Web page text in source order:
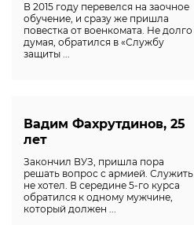
В 2015 году перевелся на заочное
обучение, и сразу же пришла
повестка от военкомата. Не долго
думая, обратился в «Службу
защиты ...
Вадим Фахрутдинов, 25
лет
Закончил ВУЗ, пришла пора
решать вопрос с армией. Служить
не хотел. В середине 5-го курса
обратился к одному мужчине,
который должен ...